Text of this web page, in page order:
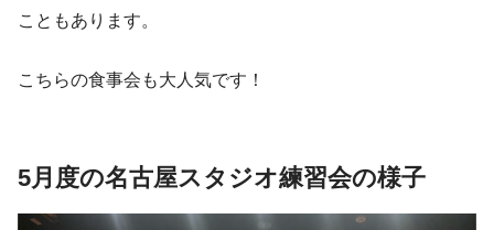
こともあります。
こちらの食事会も大人気です！
5月度の名古屋スタジオ練習会の様子